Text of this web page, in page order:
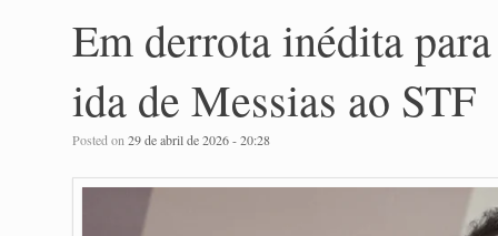
Em derrota inédita
ida de Messias ao STF
Posted on29 de abril de 2026 - 20:28